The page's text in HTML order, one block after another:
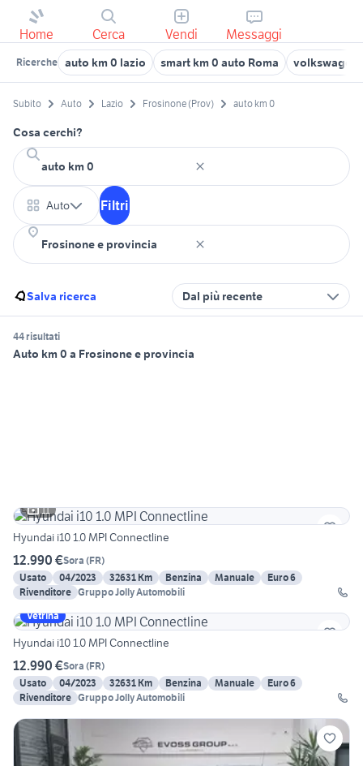
Home Cerca Vendi Messaggi
Ricerche auto km 0 lazio smart km 0 auto Roma volkswagen
Subito Auto Lazio Frosinone (Prov) auto km 0
Cosa cerchi?
Auto Filtri
Salva ricerca Dal più recente
44 risultati
Auto km 0 a Frosinone e provincia
11
Hyundai i10 1.0 MPI Connectline
12.990 €Sora (FR)
Usato
04/2023 32631 Km Benzina Manuale
Euro 6
Rivenditore Gruppo Jolly Automobili
Vetrina
Hyundai i10 1.0 MPI Connectline
12.990 €Sora (FR)
Usato
04/2023 32631 Km Benzina Manuale
Euro 6
Rivenditore Gruppo Jolly Automobili